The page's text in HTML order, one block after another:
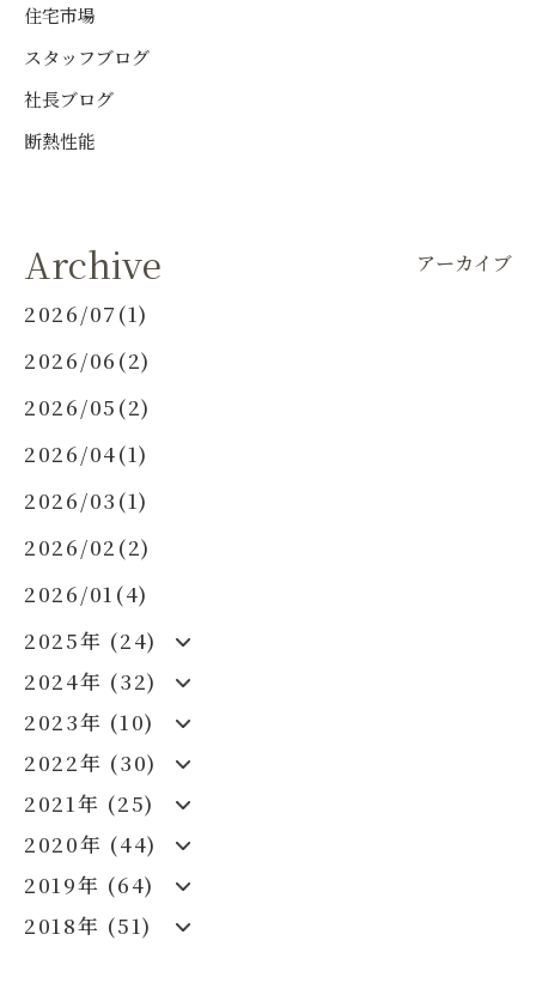
住宅市場
スタッフブログ
社長ブログ
断熱性能
Archive アーカイブ
2026/07(1)
2026/06(2)
2026/05(2)
2026/04(1)
2026/03(1)
2026/02(2)
2026/01(4)
2025年 (24)
2024年 (32)
2023年 (10)
2022年 (30)
2021年 (25)
2020年 (44)
2019年 (64)
2018年 (51)